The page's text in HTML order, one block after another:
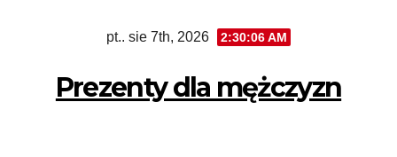
pt.. sie 7th, 2026 2:30:08 AM
Prezenty dla mężczyzn